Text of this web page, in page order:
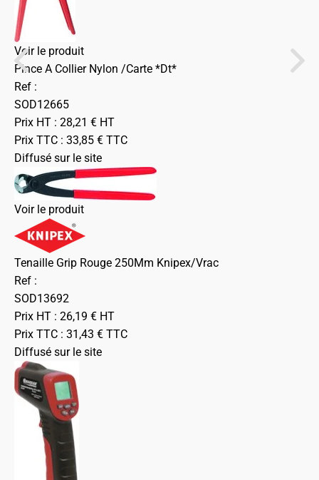
Voir le produit
Pince A Collier Nylon /Carte *Dt*
Ref :
SOD12665
Prix HT : 28,21 € HT
Prix TTC : 33,85 € TTC
Diffusé sur le site
Voir le produit
Tenaille Grip Rouge 250Mm Knipex/Vrac
Ref :
SOD13692
Prix HT : 26,19 € HT
Prix TTC : 31,43 € TTC
Diffusé sur le site